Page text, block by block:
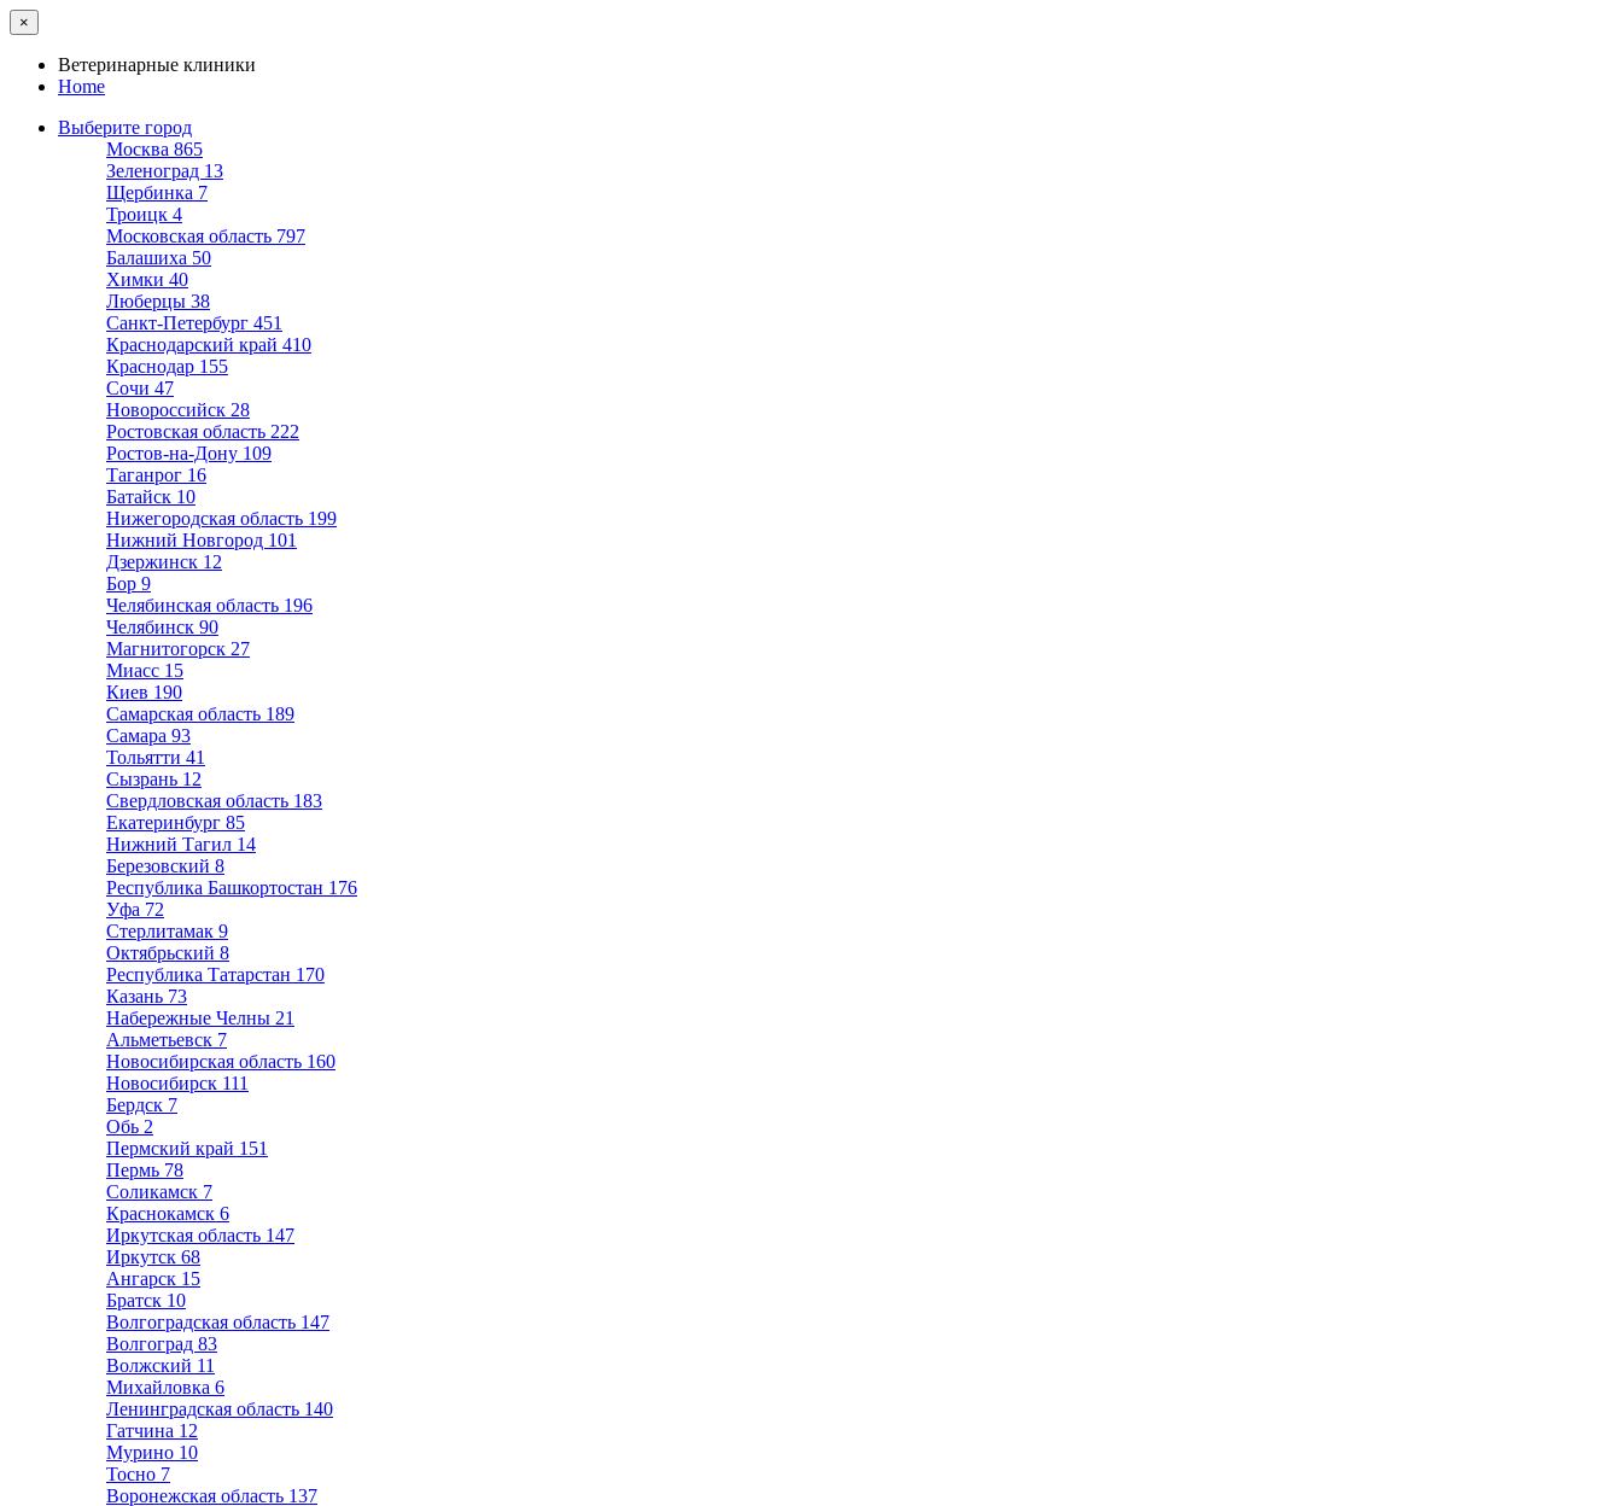
×
Ветеринарные клиники
Home
Выберите город
Москва 865
Зеленоград 13
Щербинка 7
Троицк 4
Московская область 797
Балашиха 50
Химки 40
Люберцы 38
Санкт-Петербург 451
Краснодарский край 410
Краснодар 155
Сочи 47
Новороссийск 28
Ростовская область 222
Ростов-на-Дону 109
Таганрог 16
Батайск 10
Нижегородская область 199
Нижний Новгород 101
Дзержинск 12
Бор 9
Челябинская область 196
Челябинск 90
Магнитогорск 27
Миасс 15
Киев 190
Самарская область 189
Самара 93
Тольятти 41
Сызрань 12
Свердловская область 183
Екатеринбург 85
Нижний Тагил 14
Березовский 8
Республика Башкортостан 176
Уфа 72
Стерлитамак 9
Октябрьский 8
Республика Татарстан 170
Казань 73
Набережные Челны 21
Альметьевск 7
Новосибирская область 160
Новосибирск 111
Бердск 7
Обь 2
Пермский край 151
Пермь 78
Соликамск 7
Краснокамск 6
Иркутская область 147
Иркутск 68
Ангарск 15
Братск 10
Волгоградская область 147
Волгоград 83
Волжский 11
Михайловка 6
Ленинградская область 140
Гатчина 12
Мурино 10
Тосно 7
Воронежская область 137